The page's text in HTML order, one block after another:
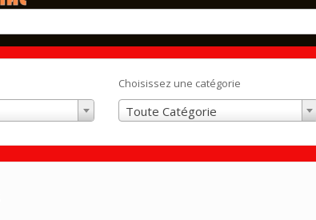
Choisissez une catégorie
Toute Catégorie